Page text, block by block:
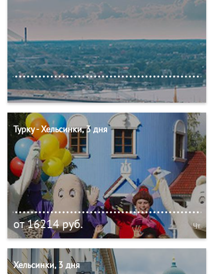
Турку - Хельсинки, 3 дня
от 16214 руб. Чт
Хельсинки, 3 дня